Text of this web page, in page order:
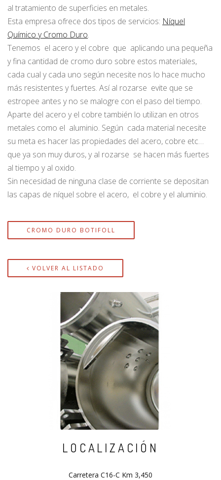
al tratamiento de superficies en metales.
Esta empresa ofrece dos tipos de servicios: Níquel
Químico y Cromo Duro.
Tenemos el acero y el cobre que aplicando una pequeña
y fina cantidad de cromo duro sobre estos materiales,
cada cual y cada uno según necesite nos lo hace mucho
más resistentes y fuertes. Así al rozarse evite que se
estropee antes y no se malogre con el paso del tiempo.
Aparte del acero y el cobre también lo utilizan en otros
metales como el aluminio. Según cada material necesite
su meta es hacer las propiedades del acero, cobre etc…
que ya son muy duros, y al rozarse se hacen más fuertes
al tiempo y al oxido.
Sin necesidad de ninguna clase de corriente se depositan
las capas de níquel sobre el acero, el cobre y el aluminio.
CROMO DURO BOTIFOLL
VOLVER AL LISTADO
LOCALIZACIÓN
Carretera C16-C Km 3,450